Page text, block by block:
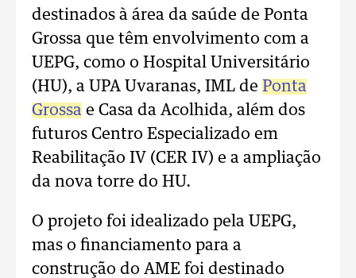
destinados à área da saúde de Ponta
Grossa que têm envolvimento com a
UEPG, como o Hospital Universitário
(HU), a UPA Uvaranas, IML de Ponta
Grossa e Casa da Acolhida, além dos
futuros Centro Especializado em
Reabilitação IV (CER IV) e a ampliação
da nova torre do HU.
O projeto foi idealizado pela UEPG,
mas o financiamento para a
construção do AME foi destinado